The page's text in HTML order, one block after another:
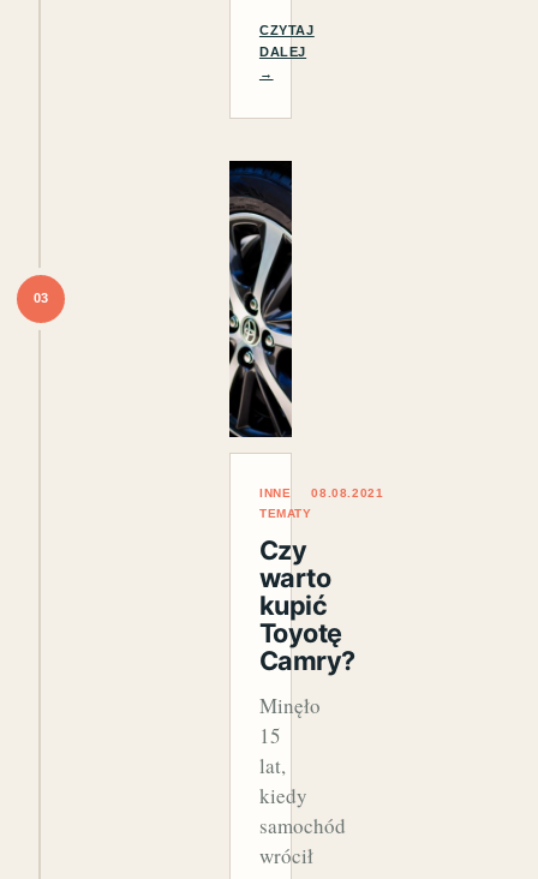
CZYTAJ
DALEJ
→
03
INNE
TEMATY
08.08.2021
Czy
warto
kupić
Toyotę
Camry?
Minęło
15
lat,
kiedy
samochód
wrócił